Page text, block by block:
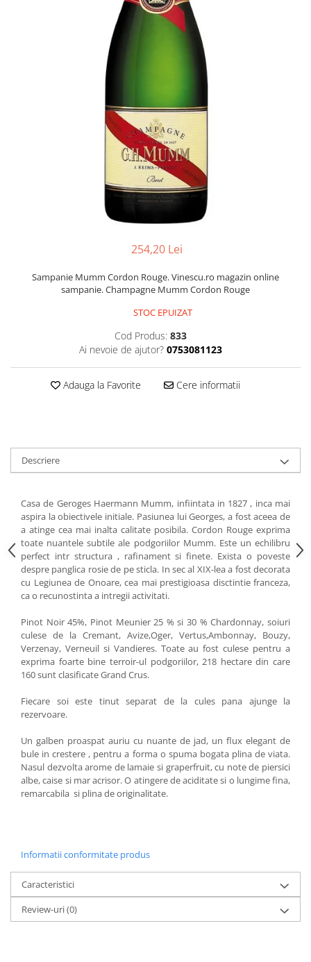
254,20 Lei
Sampanie Mumm Cordon Rouge. Vinescu.ro magazin online
sampanie. Champagne Mumm Cordon Rouge
STOC EPUIZAT
Cod Produs: 833
Ai nevoie de ajutor? 0753081123
Adauga la Favorite Cere informatii
Descriere
Casa de Geroges Haermann Mumm, infiintata in 1827 , inca mai
aspira la obiectivele initiale. Pasiunea lui Georges, a fost aceea de
a atinge cea mai inalta calitate posibila. Cordon Rouge exprima
toate nuantele subtile ale podgoriilor Mumm. Este un echilibru
perfect intr structura , rafinament si finete. Exista o poveste
despre panglica rosie de pe sticla. In sec al XIX-lea a fost decorata
cu Legiunea de Onoare, cea mai prestigioasa disctintie franceza,
ca o recunostinta a intregii activitati.
Pinot Noir 45%, Pinot Meunier 25 % si 30 % Chardonnay, soiuri
culese de la Cremant, Avize,Oger, Vertus,Ambonnay, Bouzy,
Verzenay, Verneuil si Vandieres. Toate au fost culese pentru a
exprima foarte bine terroir-ul podgoriilor, 218 hectare din care
160 sunt clasificate Grand Crus.
Fiecare soi este tinut separat de la cules pana ajunge la
rezervoare.
Un galben proaspat auriu cu nuante de jad, un flux elegant de
bule in crestere , pentru a forma o spuma bogata plina de viata.
Nasul dezvolta arome de lamaie si graperfruit, cu note de piersici
albe, caise si mar acrisor. O atingere de aciditate si o lungime fina,
remarcabila si plina de originalitate.
Informatii conformitate produs
Caracteristici
Review-uri(0)